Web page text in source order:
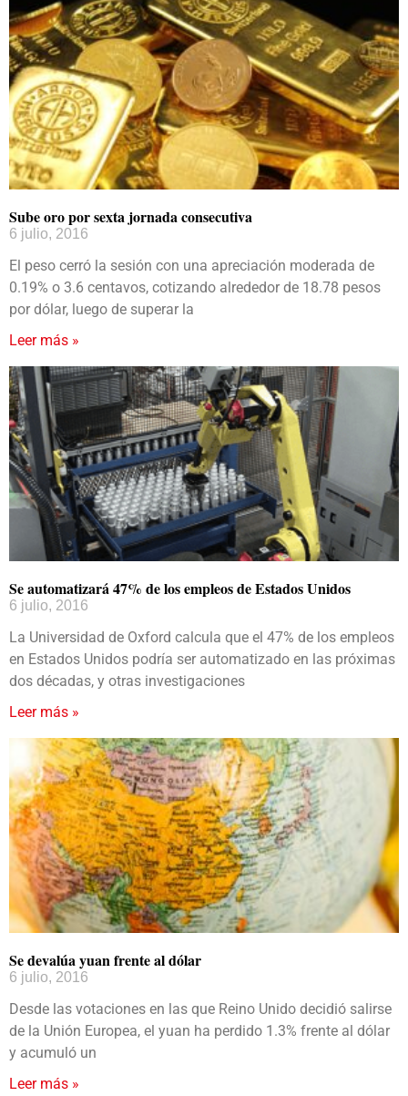
Sube oro por sexta jornada consecutiva
6 julio, 2016
El peso cerró la sesión con una apreciación moderada de
0.19% o 3.6 centavos, cotizando alrededor de 18.78 pesos
por dólar, luego de superar la
Leer más »
Se automatizará 47% de los empleos de Estados Unidos
6 julio, 2016
La Universidad de Oxford calcula que el 47% de los empleos
en Estados Unidos podría ser automatizado en las próximas
dos décadas, y otras investigaciones
Leer más »
Se devalúa yuan frente al dólar
6 julio, 2016
Desde las votaciones en las que Reino Unido decidió salirse
de la Unión Europea, el yuan ha perdido 1.3% frente al dólar
y acumuló un
Leer más »